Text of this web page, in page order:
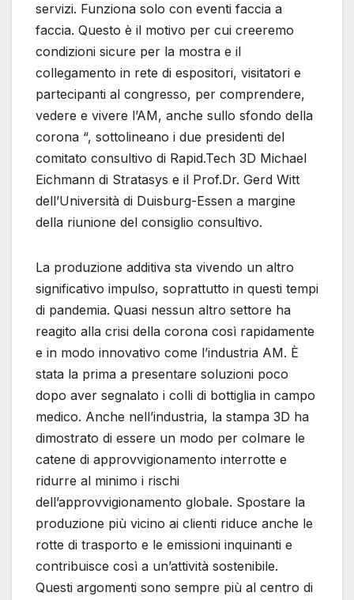
servizi. Funziona solo con eventi faccia a
faccia. Questo è il motivo per cui creeremo
condizioni sicure per la mostra e il
collegamento in rete di espositori, visitatori e
partecipanti al congresso, per comprendere,
vedere e vivere l’AM, anche sullo sfondo della
corona “, sottolineano i due presidenti del
comitato consultivo di Rapid.Tech 3D Michael
Eichmann di Stratasys e il Prof.Dr. Gerd Witt
dell’Università di Duisburg-Essen a margine
della riunione del consiglio consultivo.
La produzione additiva sta vivendo un altro
significativo impulso, soprattutto in questi tempi
di pandemia. Quasi nessun altro settore ha
reagito alla crisi della corona così rapidamente
e in modo innovativo come l’industria AM. È
stata la prima a presentare soluzioni poco
dopo aver segnalato i colli di bottiglia in campo
medico. Anche nell’industria, la stampa 3D ha
dimostrato di essere un modo per colmare le
catene di approvvigionamento interrotte e
ridurre al minimo i rischi
dell’approvvigionamento globale. Spostare la
produzione più vicino ai clienti riduce anche le
rotte di trasporto e le emissioni inquinanti e
contribuisce così a un’attività sostenibile.
Questi argomenti sono sempre più al centro di